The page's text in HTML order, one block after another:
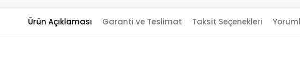
Ürün Açıklaması Garanti ve Teslimat Taksit Seçenekleri